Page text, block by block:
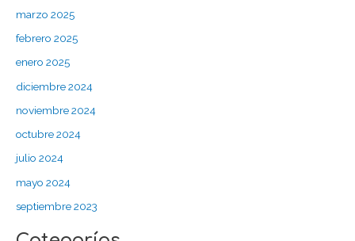
marzo 2025
febrero 2025
enero 2025
diciembre 2024
noviembre 2024
octubre 2024
julio 2024
mayo 2024
septiembre 2023